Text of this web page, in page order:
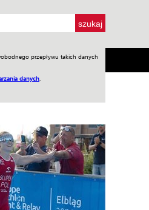
przepływu takich danych
danych
Praca w WIW